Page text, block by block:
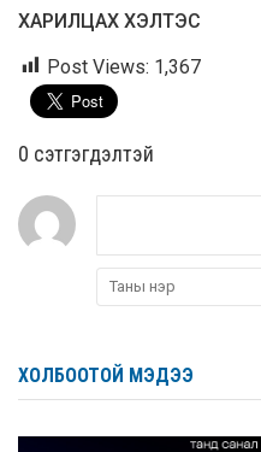
ХАРИЛЦАХ ХЭЛТЭС
Post Views: 1,367
0 cэтгэгдэлтэй
ХОЛБООТОЙ МЭДЭЭ